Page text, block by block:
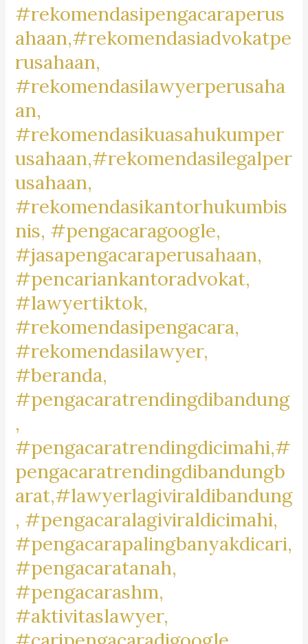
#MotorCommunityRancamanyar,
#JualBeliMotorRancamanyar,
#MotorDijualRancamanyar,
#RancamanyarMotorClub,
#RancamanyarBikeLife,
#RancamanyarMotorMark,
#MotorBaleendah,
#BaleendahRiders,
#BikersBaleendah,
#MotorCommunityBaleendah,
#JualBeliMotorBaleendah,
#MotorDijualBaleendah,
#BaleendahMotorClub,
#BaleendahBikeLife,
#MotorLoversBaleendah,
#BaleendahMotorMarket,
#rekomendasipengacaraperus
ahaan,#rekomendasiadvokatpe
rusahaan,
#rekomendasilawyerperusaha
an,
#rekomendasikuasahukumper
usahaan,#rekomendasilegalper
usahaan,
#rekomendasikantorhukumbis
nis, #pengacaragoogle,
#jasapengacaraperusahaan,
#pencariankantoradvokat,
#lawyertiktok,
#rekomendasipengacara,
#rekomendasilawyer,
#beranda,
#pengacaratrendingdibandung
,
#pengacaratrendingdicimahi,#
pengacaratrendingdibandungb
arat,#lawyerlagiviraldibandung
, #pengacaralagiviraldicimahi,
#pengacarapalingbanyakdicari,
#pengacaratanah,
#pengacarashm,
#aktivitaslawyer,